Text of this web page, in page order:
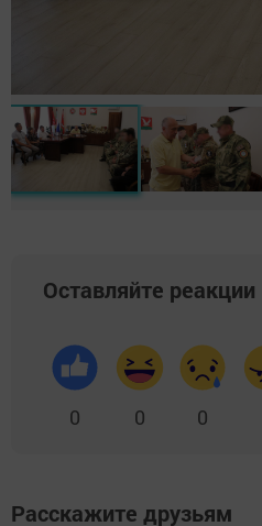
Оставляйте реакции
0 0 0
Расскажите друзьям